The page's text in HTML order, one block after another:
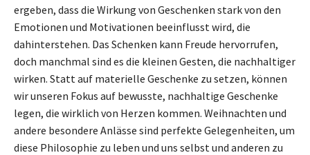
ergeben, dass die Wirkung von Geschenken stark von den
Emotionen und Motivationen beeinflusst wird, die
dahinterstehen. Das Schenken kann Freude hervorrufen,
doch manchmal sind es die kleinen Gesten, die nachhaltiger
wirken. Statt auf materielle Geschenke zu setzen, können
wir unseren Fokus auf bewusste, nachhaltige Geschenke
legen, die wirklich von Herzen kommen. Weihnachten und
andere besondere Anlässe sind perfekte Gelegenheiten, um
diese Philosophie zu leben und uns selbst und anderen zu